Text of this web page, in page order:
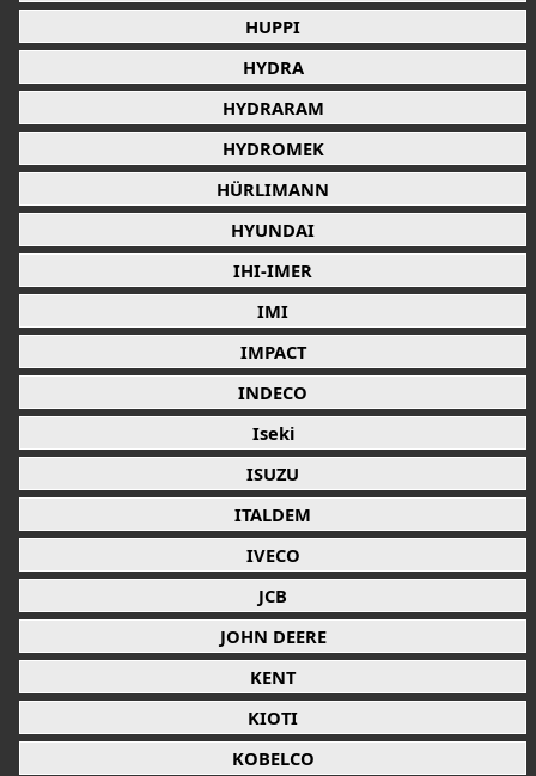
HUPPI
HYDRA
HYDRARAM
HYDROMEK
HÜRLIMANN
HYUNDAI
IHI-IMER
IMI
IMPACT
INDECO
Iseki
ISUZU
ITALDEM
IVECO
JCB
JOHN DEERE
KENT
KIOTI
KOBELCO